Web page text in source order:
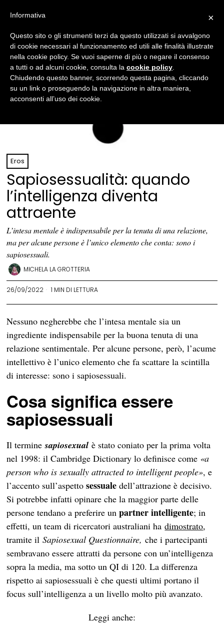
Eros
Sapiosessualità: quando
l’intelligenza diventa
attraente
L’intesa mentale è indispensabile per la tenuta di una relazione,
ma per alcune persone è l’unico elemento che conta: sono i
sapiosessuali.
MICHELA LA GROTTERIA
26/09/2022 1 MIN DI LETTURA
Nessuno negherebbe che l’intesa mentale sia un
ingrediente indispensabile per la buona tenuta di una
relazione sentimentale. Per alcune persone, però, l’acume
intellettivo è l’unico elemento che fa scattare la scintilla
di interesse: sono i sapiosessuali.
Cosa significa essere
sapiosessuali
Il terminesapiosexual è stato coniato per la prima volta
nel 1998: il Cambridge Dictionary lo definisce come «a
person who is sexually attracted to intelligent people», e
l’accento sull’aspettosessualedell’attrazione è decisivo.
Si potrebbe infatti opinare che la maggior parte delle
persone tendano a preferire un partner intelligente; in
effetti, un team di ricercatori australiani hadimostrato,
tramite ilSapiosexual Questionnaire, che i partecipanti
sembravano essere attratti da persone con un’intelligenza
sopra la media, ma sotto un QI di 120. La differenza
rispetto ai sapiosessuali è che questi ultimi portano il
focus sull’intelligenza a un livello molto più avanzato.
Leggi anche:
×
Informativa
Questo sito o gli strumenti terzi da questo utilizzati si avvalgono
di cookie necessari al funzionamento ed utili alle finalità illustrate
nella cookie policy. Se vuoi saperne di più o negare il consenso
a tutti o ad alcuni cookie, consulta la cookie policy
Chiudendo questo banner, scorrendo questa pagina, cliccando
su un link o proseguendo la navigazione in altra maniera,
acconsenti all’uso dei cookie.